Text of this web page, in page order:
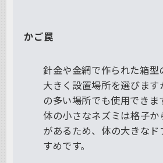
かご罠
針金や金網で作られた箱型
大きく設置場所を選びます
の多い場所でも使用できま
体の小さなネズミは格子か
があるため、体の大きな
すめです。